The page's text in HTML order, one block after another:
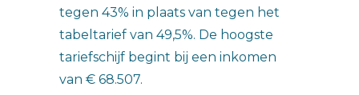
tegen 43% in plaats van tegen het
tabeltarief van 49,5%. De hoogste
tariefschijf begint bij een inkomen
van € 68.507.